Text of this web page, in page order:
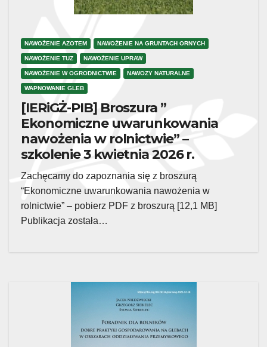
NAWOŻENIE AZOTEM NAWOŻENIE NA GRUNTACH ORNYCH
NAWOŻENIE TUZ NAWOŻENIE UPRAW
NAWOŻENIE W OGRODNICTWIE NAWOZY NATURALNE
WAPNOWANIE GLEB
[IERiGŻ-PIB] Broszura ”
Ekonomiczne uwarunkowania
nawożenia w rolnictwie” –
szkolenie 3 kwietnia 2026 r.
Zachęcamy do zapoznania się z broszurą
“Ekonomiczne uwarunkowania nawożenia w
rolnictwie” – pobierz PDF z broszurą [12,1 MB]
Publikacja została…